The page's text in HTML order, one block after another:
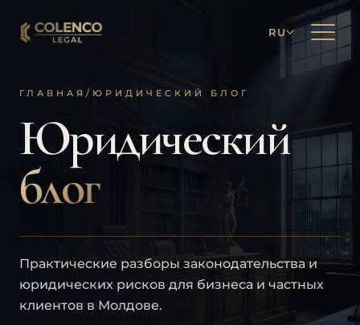
RU
ГЛАВНАЯ / ЮРИДИЧЕСКИЙ БЛОГ
Юридический
блог
Практические разборы законодательства и
юридических рисков для бизнеса и частных
клиентов в Молдове.